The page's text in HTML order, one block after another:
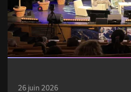
26 juin 2026